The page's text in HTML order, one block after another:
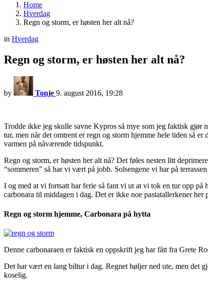
Home
Hverdag
Regn og storm, er høsten her alt nå?
in Hverdag
Regn og storm, er høsten her alt nå?
by Tonje 9. august 2016, 19:28
Trodde ikke jeg skulle savne Kypros så mye som jeg faktisk gjør
tur, men når det omtrent er regn og storm hjemme hele tiden så
varmen på nåværende tidspunkt.
Regn og storm, er høsten her alt nå? Det føles nesten litt
“sommeren” så har vi vært på jobb. Solsengene vi har på
I og med at vi fortsatt har ferie så fant vi ut at vi tok en tur opp
carbonara til middagen i dag. Det er ikke noe pastatallerkener
Regn og storm hjemme, Carbonara på hytta
Denne carbonaraen er faktisk en oppskrift jeg har fått fra Grete
Det har vært en lang biltur i dag. Regnet høljer ned ute, men det
koselig.